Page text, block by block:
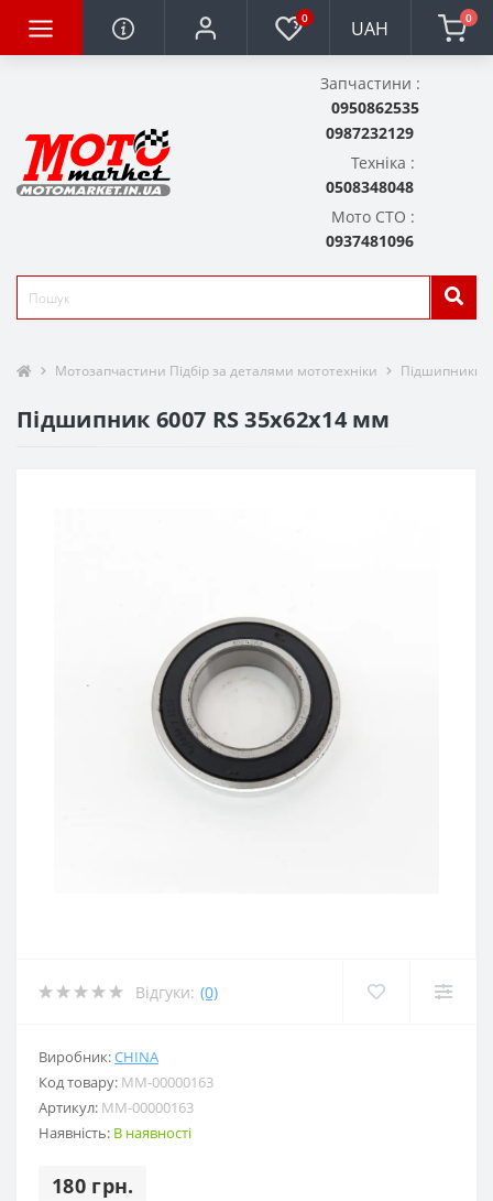
0 UAH 0
Запчастини :
0950862535
0987232129
Техніка :
0508348048
Мото СТО :
0937481096
Мотозапчастини Підбір за деталями мототехніки Підшипники
Підшипник 6007 RS 35x62x14 мм
Відгуки: (0)
Виробник:CHINA
Код товару: MM-00000163
Артикул: MM-00000163
Наявність: В наявності
180 грн.